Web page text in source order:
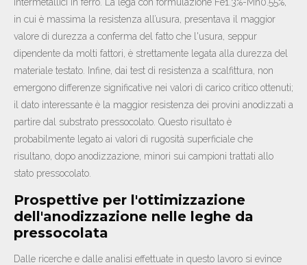
in cui è massima la resistenza all’usura, presentava il maggior
valore di durezza a conferma del fatto che l'usura, seppur
dipendente da molti fattori, è strettamente legata alla durezza del
materiale testato. Infine, dai test di resistenza a scalfittura, non
emergono differenze significative nei valori di carico critico ottenuti;
il dato interessante è la maggior resistenza dei provini anodizzati a
partire dal substrato pressocolato. Questo risultato è
probabilmente legato ai valori di rugosità superficiale che
risultano, dopo anodizzazione, minori sui campioni trattati allo
stato pressocolato.
Prospettive per l'ottimizzazione
dell'anodizzazione nelle leghe da
pressocolata
Dalle ricerche e dalle analisi effettuate in questo lavoro si evince